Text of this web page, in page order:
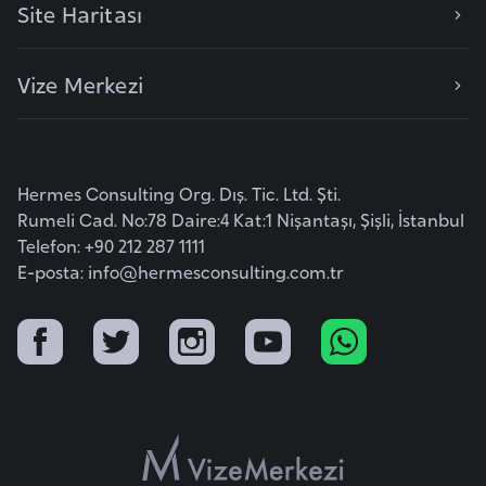
Site Haritası
Vize Merkezi
Hermes Consulting Org. Dış. Tic. Ltd. Şti.
Rumeli Cad. No:78 Daire:4 Kat:1 Nişantaşı, Şişli, İstanbul
Telefon: +90 212 287 1111
E-posta: info@hermesconsulting.com.tr
i
a
n
a
i
n